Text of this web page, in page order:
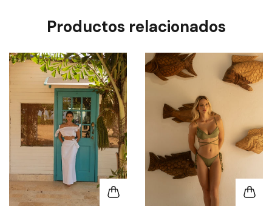
Productos relacionados